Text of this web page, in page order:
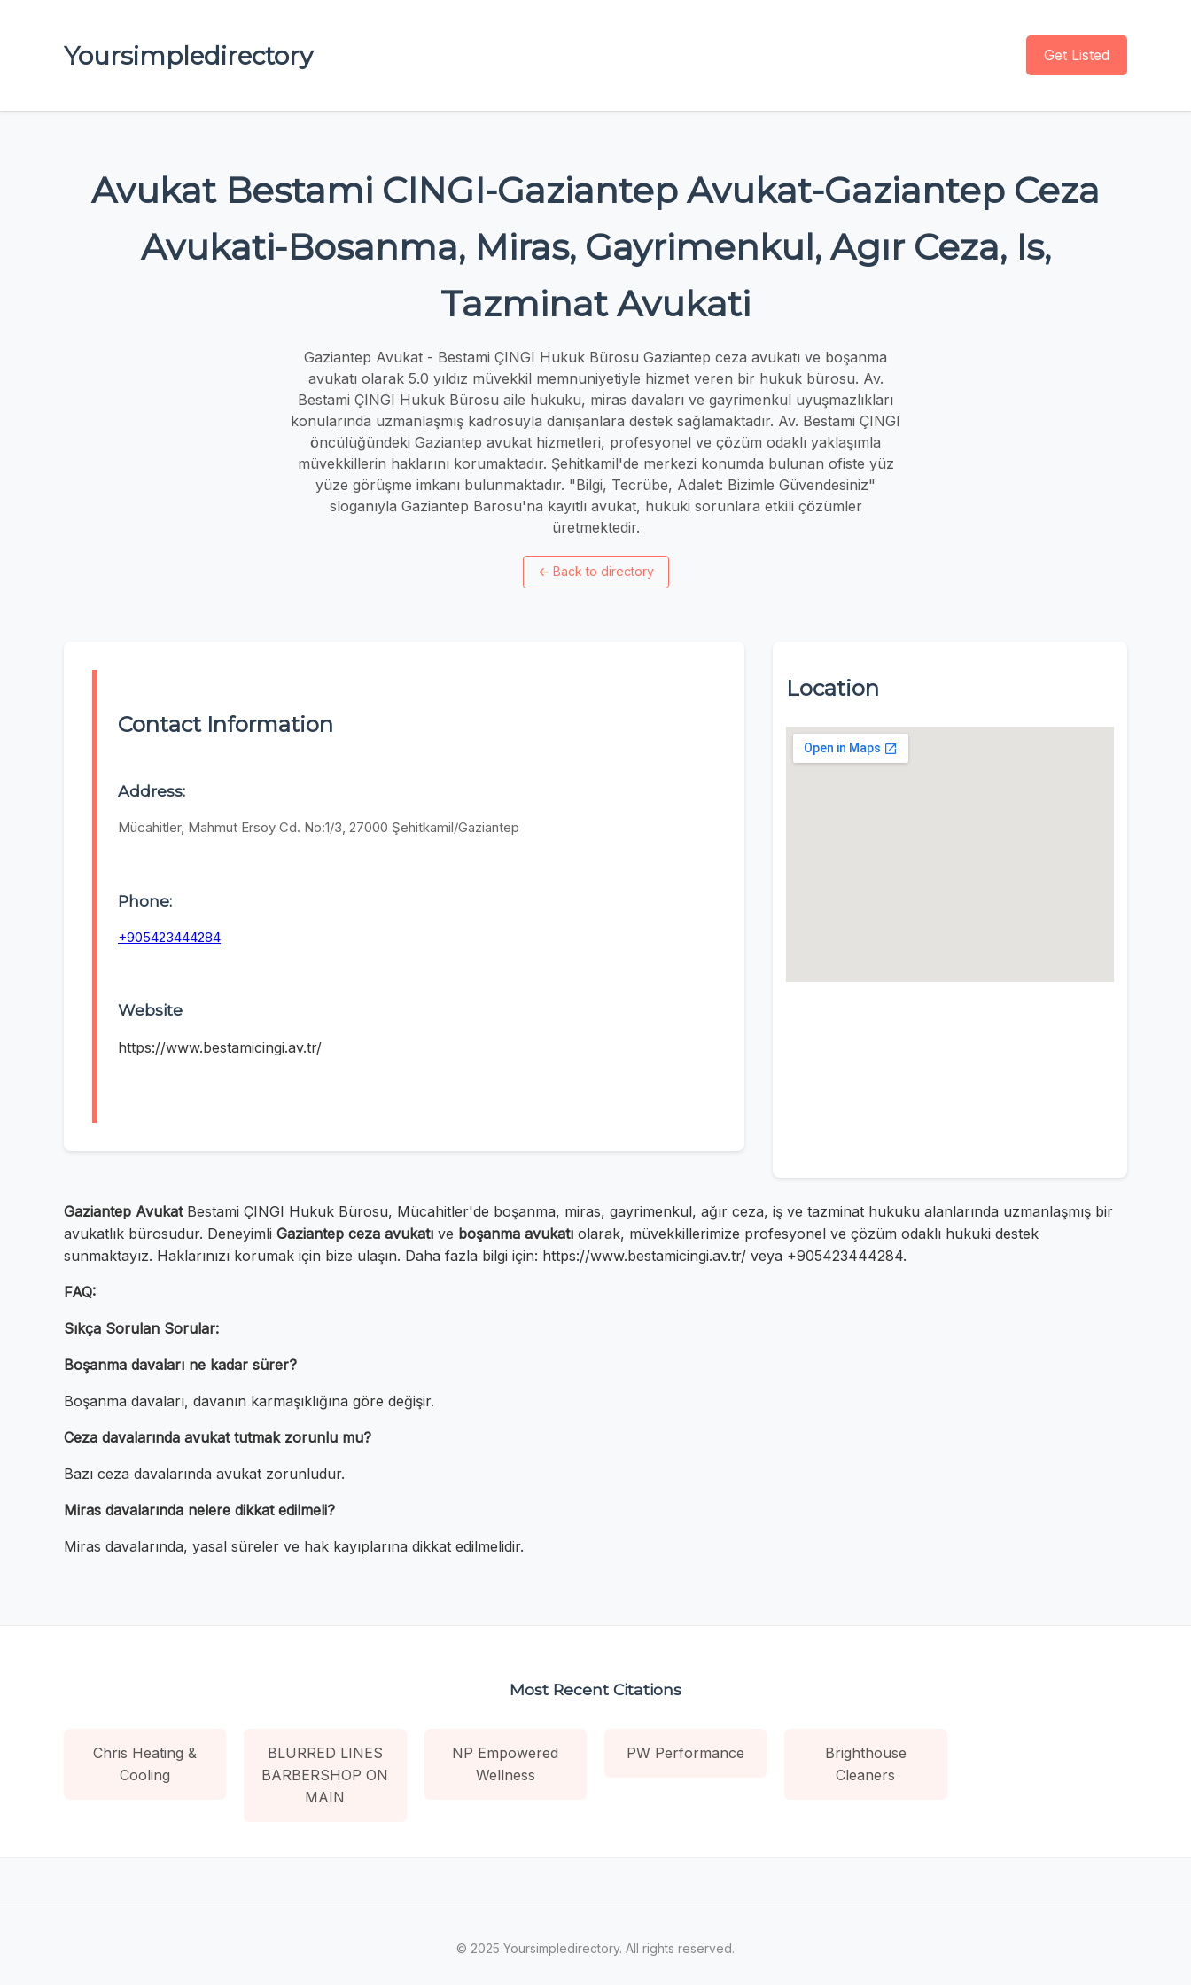
Yoursimpledirectory Get Listed
Avukat Bestami CINGI-Gaziantep Avukat-Gaziantep Ceza
Avukati-Bosanma, Miras, Gayrimenkul, Agır Ceza, Is,
Tazminat Avukati
Gaziantep Avukat - Bestami ÇINGI Hukuk Bürosu Gaziantep ceza avukatı ve boşanma
avukatı olarak 5.0 yıldız müvekkil memnuniyetiyle hizmet veren bir hukuk bürosu. Av.
Bestami ÇINGI Hukuk Bürosu aile hukuku, miras davaları ve gayrimenkul uyuşmazlıkları
konularında uzmanlaşmış kadrosuyla danışanlara destek sağlamaktadır. Av. Bestami ÇINGI
öncülüğündeki Gaziantep avukat hizmetleri, profesyonel ve çözüm odaklı yaklaşımla
müvekkillerin haklarını korumaktadır. Şehitkamil'de merkezi konumda bulunan ofiste yüz
yüze görüşme imkanı bulunmaktadır. "Bilgi, Tecrübe, Adalet: Bizimle Güvendesiniz"
sloganıyla Gaziantep Barosu'na kayıtlı avukat, hukuki sorunlara etkili çözümler
üretmektedir.
← Back to directory
Contact Information
Address:
Mücahitler, Mahmut Ersoy Cd. No:1/3, 27000 Şehitkamil/Gaziantep
Phone:
+905423444284
Website
https://www.bestamicingi.av.tr/
Location
Gaziantep AvukatBestami ÇINGI Hukuk Bürosu, Mücahitler'de boşanma, miras, gayrimenkul, ağır ceza, iş ve tazminat hukuku alanlarında uzmanlaşmış bir
avukatlık bürosudur. Deneyimli Gaziantep ceza avukatı ve boşanma avukatı olarak, müvekkillerimize profesyonel ve çözüm odaklı hukuki destek
sunmaktayız. Haklarınızı korumak için bize ulaşın. Daha fazla bilgi için: https://www.bestamicingi.av.tr/ veya +905423444284.
FAQ:
Sıkça Sorulan Sorular:
Boşanma davaları ne kadar sürer?
Boşanma davaları, davanın karmaşıklığına göre değişir.
Ceza davalarında avukat tutmak zorunlu mu?
Bazı ceza davalarında avukat zorunludur.
Miras davalarında nelere dikkat edilmeli?
Miras davalarında, yasal süreler ve hak kayıplarına dikkat edilmelidir.
Most Recent Citations
Chris Heating &
Cooling
BLURRED LINES
BARBERSHOP ON
MAIN
NP Empowered
Wellness
PW Performance
Brighthouse
Cleaners
© 2025 Yoursimpledirectory. All rights reserved.